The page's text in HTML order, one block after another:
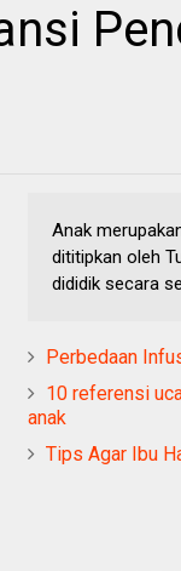
Anak
dititipkan oleh
dididik secara
Perbedaan
10 referensi
anak
Tips Agar Ibu